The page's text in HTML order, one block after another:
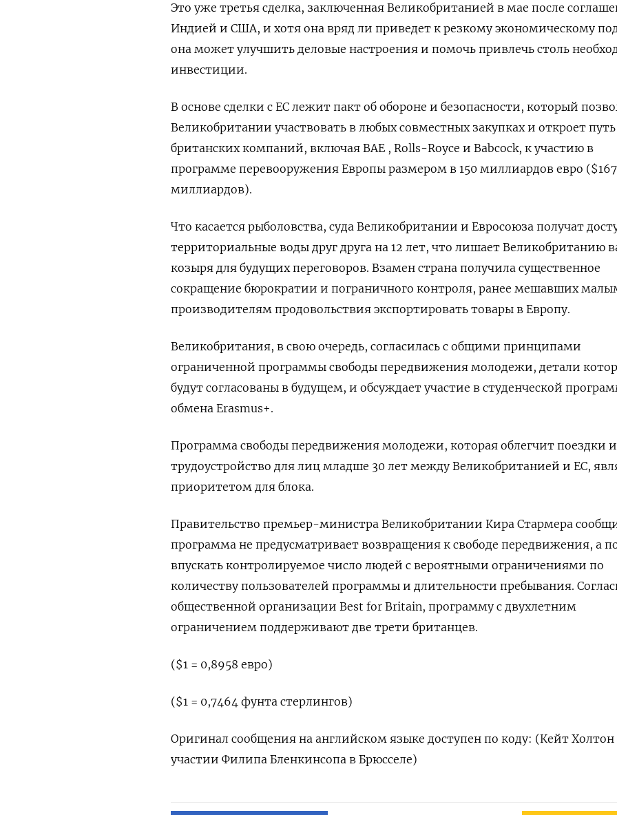
Это уже третья сделка, заключенная Великобританией в мае после
Индией и США, и хотя она вряд ли приведет к резкому экономическому
она может улучшить деловые настроения и помочь привлечь столь
инвестиции.
В основе сделки с ЕС лежит пакт об обороне и безопасности, который
Великобритании участвовать в любых совместных закупках и откроет
британских компаний, включая BAE , Rolls-Royce и Babcock, к участию в
программе перевооружения Европы размером в 150 миллиардов евро ($167
миллиардов).
Что касается рыболовства, суда Великобритании и Евросоюза получат
территориальные воды друг друга на 12 лет, что лишает Великобританию
козыря для будущих переговоров. Взамен страна получила существенное
сокращение бюрократии и пограничного контроля, ранее мешавших
производителям продовольствия экспортировать товары в Европу.
Великобритания, в свою очередь, согласилась с общими принципами
ограниченной программы свободы передвижения молодежи, детали
будут согласованы в будущем, и обсуждает участие в студенческой
обмена Erasmus+.
Программа свободы передвижения молодежи, которая облегчит поездки и
трудоустройство для лиц младше 30 лет между Великобританией и ЕС,
приоритетом для блока.
Правительство премьер-министра Великобритании Кира Стармера
программа не предусматривает возвращения к свободе передвижения, а
впускать контролируемое число людей с вероятными ограничениями по
количеству пользователей программы и длительности пребывания.
общественной организации Best for Britain, программу с двухлетним
ограничением поддерживают две трети британцев.
($1 = 0,8958 евро)
($1 = 0,7464 фунта стерлингов)
Оригинал сообщения на английском языке доступен по коду: (Кейт
участии Филипа Бленкинсопа в Брюсселе)